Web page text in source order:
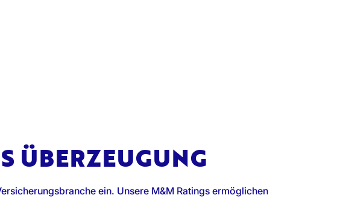
ÜBERZEUGUNG
ein. Unsere M&M Ratings ermöglichen